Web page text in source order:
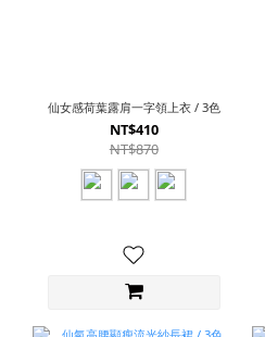
仙女感荷葉露肩一字領上衣 / 3色
NT$410
NT$870